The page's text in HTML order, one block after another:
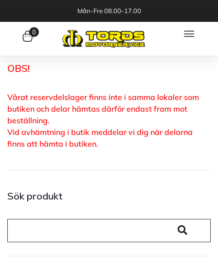
Mån-Fre 08.00-17.00
0
OBS!
Vårat reservdelslager finns inte i samma lokaler som
butiken och delar hämtas därför endast fram mot
beställning.
Vid avhämtning i butik meddelar vi dig när delarna
finns att hämta i butiken.
Sök produkt